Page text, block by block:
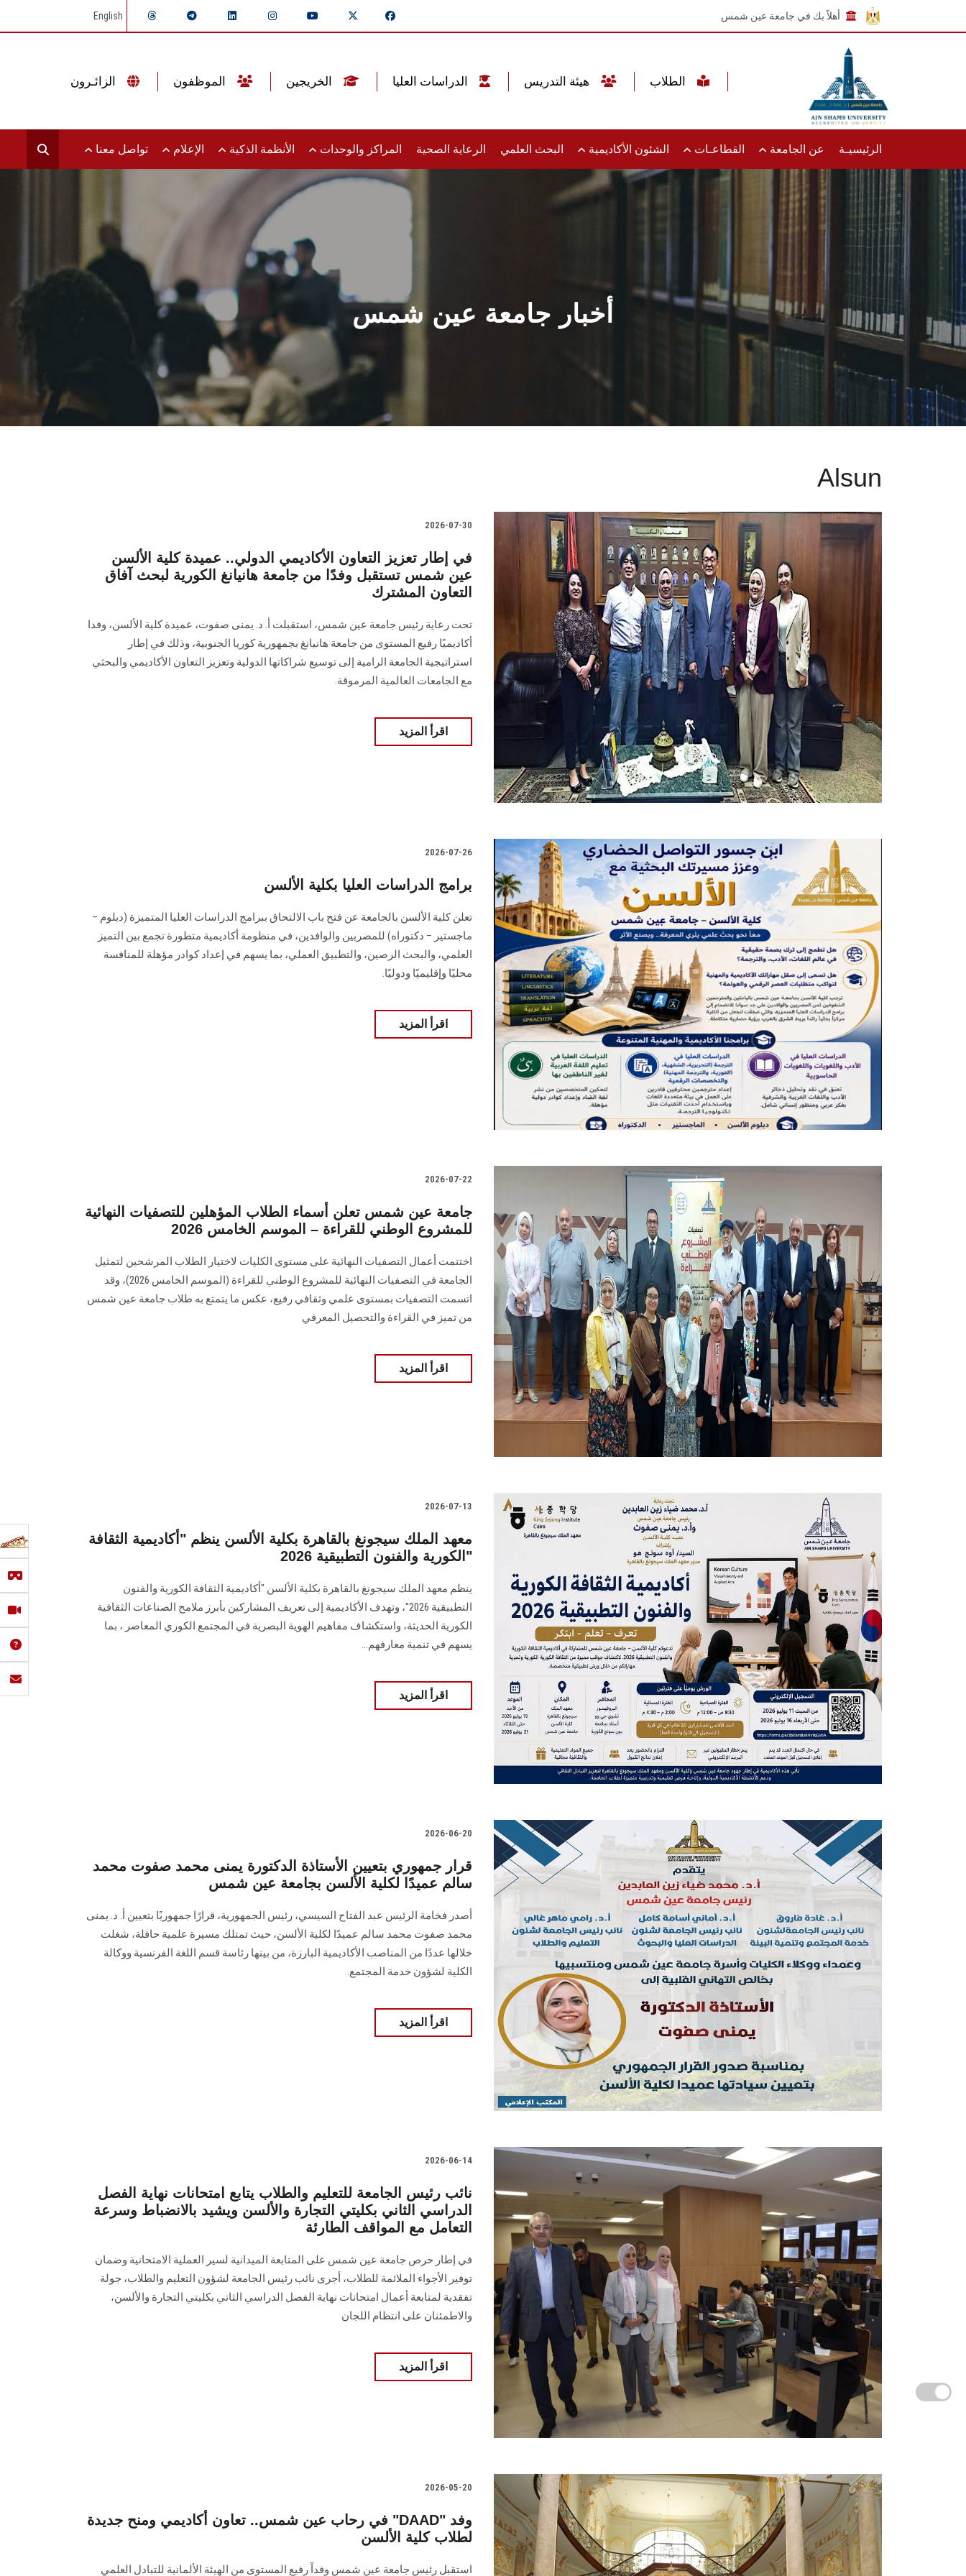
أهلاً بك في جامعة عين شمس English
الرئيسيـة عن الجامعة القطاعـات الشئون الأكاديمية البحث العلمي الرعاية الصحية المراكز والوحدات الأنظمة الذكية الإعلام تواصل معنا
أخبار جامعة عين شمس
Alsun
2026-07-30
في إطار تعزيز التعاون الأكاديمي الدولي.. عميدة كلية الألسن
عين شمس تستقبل وفدًا من جامعة هانيانغ الكورية لبحث آفاق
التعاون المشترك
تحت رعاية رئيس جامعة عين شمس، استقبلت أ. د. يمنى صفوت، عميدة كلية الألسن، وفدا
أكاديميًا رفيع المستوى من جامعة هانيانغ بجمهورية كوريا الجنوبية، وذلك في إطار
استراتيجية الجامعة الرامية إلى توسيع شراكاتها الدولية وتعزيز التعاون الأكاديمي والبحثي
مع الجامعات العالمية المرموقة.
اقرأ المزيد
2026-07-26
برامج الدراسات العليا بكلية الألسن
تعلن كلية الألسن بالجامعة عن فتح باب الالتحاق ببرامج الدراسات العليا المتميزة (دبلوم –
ماجستير – دكتوراه) للمصريين والوافدين، في منظومة أكاديمية متطورة تجمع بين التميز
العلمي، والبحث الرصين، والتطبيق العملي، بما يسهم في إعداد كوادر مؤهلة للمنافسة
محليًا وإقليميًا ودوليًا.
اقرأ المزيد
2026-07-22
جامعة عين شمس تعلن أسماء الطلاب المؤهلين للتصفيات النهائية
للمشروع الوطني للقراءة – الموسم الخامس 2026
اختتمت أعمال التصفيات النهائية على مستوى الكليات لاختيار الطلاب المرشحين لتمثيل
الجامعة في التصفيات النهائية للمشروع الوطني للقراءة (الموسم الخامس 2026)، وقد
اتسمت التصفيات بمستوى علمي وثقافي رفيع، عكس ما يتمتع به طلاب جامعة عين شمس
من تميز في القراءة والتحصيل المعرفي
اقرأ المزيد
2026-07-13
معهد الملك سيجونغ بالقاهرة بكلية الألسن ينظم "أكاديمية الثقافة
الكورية والفنون التطبيقية 2026"
ينظم معهد الملك سيجونغ بالقاهرة بكلية الألسن "أكاديمية الثقافة الكورية والفنون
التطبيقية 2026"، وتهدف الأكاديمية إلى تعريف المشاركين بأبرز ملامح الصناعات الثقافية
الكورية الحديثة، واستكشاف مفاهيم الهوية البصرية في المجتمع الكوري المعاصر ، بما
يسهم في تنمية معارفهم...
اقرأ المزيد
2026-06-20
قرار جمهوري بتعيين الأستاذة الدكتورة يمنى محمد صفوت محمد
سالم عميدًا لكلية الألسن بجامعة عين شمس
أصدر فخامة الرئيس عبد الفتاح السيسي، رئيس الجمهورية، قرارًا جمهوريًا بتعيين أ. د. يمنى
محمد صفوت محمد سالم عميدًا لكلية الألسن، حيث تمتلك مسيرة علمية حافلة، شغلت
خلالها عددًا من المناصب الأكاديمية البارزة، من بينها رئاسة قسم اللغة الفرنسية ووكالة
الكلية لشؤون خدمة المجتمع.
اقرأ المزيد
2026-06-14
نائب رئيس الجامعة للتعليم والطلاب يتابع امتحانات نهاية الفصل
الدراسي الثاني بكليتي التجارة والألسن ويشيد بالانضباط وسرعة
التعامل مع المواقف الطارئة
في إطار حرص جامعة عين شمس على المتابعة الميدانية لسير العملية الامتحانية وضمان
توفير الأجواء الملائمة للطلاب، أجرى نائب رئيس الجامعة لشؤون التعليم والطلاب، جولة
تفقدية لمتابعة أعمال امتحانات نهاية الفصل الدراسي الثاني بكليتي التجارة والألسن،
والاطمئنان على انتظام اللجان
اقرأ المزيد
2026-05-20
في رحاب عين شمس.. تعاون أكاديمي ومنح جديدة "DAAD" وفد
لطلاب كلية الألسن
استقبل رئيس جامعة عين شمس وفداً رفيع المستوى من الهيئة الألمانية للتبادل العلمي